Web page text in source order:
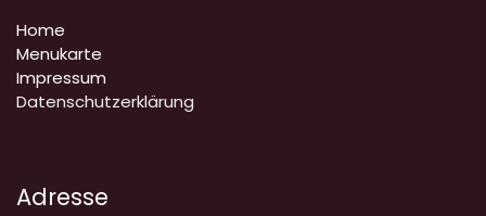
Home
Menukarte
Impressum
Datenschutzerklärung
Adresse